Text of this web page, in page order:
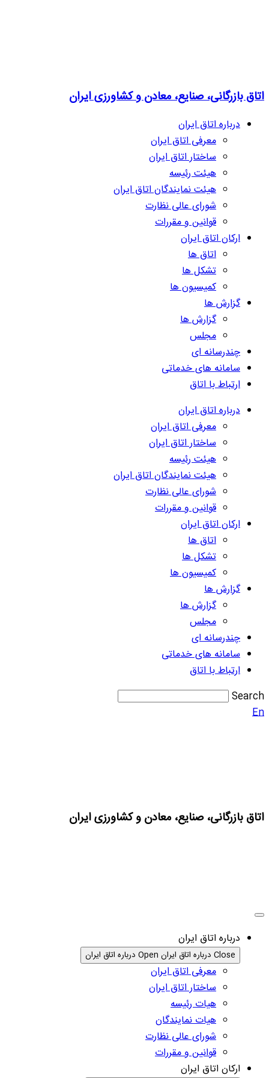
اتاق بازرگانی، صنایع، معادن و کشاورزی ایران
درباره اتاق ایران
معرفی اتاق ایران
ساختار اتاق ایران
هیئت رئیسه
هیئت نمایندگان اتاق ایران
شورای عالی نظارت
قوانین و مقررات
ارکان اتاق ایران
اتاق ها
تشکل ها
کمیسیون ها
گزارش ها
گزارش ها
مجلس
چندرسانه ای
سامانه های خدماتی
ارتباط با اتاق
درباره اتاق ایران
معرفی اتاق ایران
ساختار اتاق ایران
هیئت رئیسه
هیئت نمایندگان اتاق ایران
شورای عالی نظارت
قوانین و مقررات
ارکان اتاق ایران
اتاق ها
تشکل ها
کمیسیون ها
گزارش ها
گزارش ها
مجلس
چندرسانه ای
سامانه های خدماتی
ارتباط با اتاق
Search
En
اتاق بازرگانی، صنایع، معادن و کشاورزی ایران
درباره اتاق ایران
Close درباره اتاق ایران Open درباره اتاق ایران
معرفی اتاق ایران
ساختار اتاق ایران
هیات رئیسه
هیات نمایندگان
شورای عالی نظارت
قوانین و مقررات
ارکان اتاق ایران